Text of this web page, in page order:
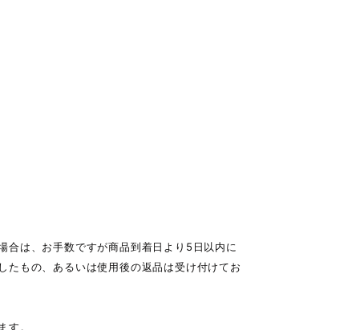
合は、お手数ですが商品到着日より5日以内に
たもの、あるいは使用後の返品は受け付けてお
す。